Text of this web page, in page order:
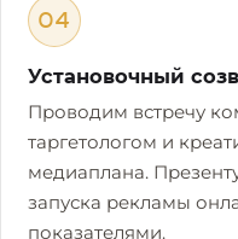
04
Установочный
Проводим встречу
таргетологом и
медиаплана.
запуска рекламы
показателями.